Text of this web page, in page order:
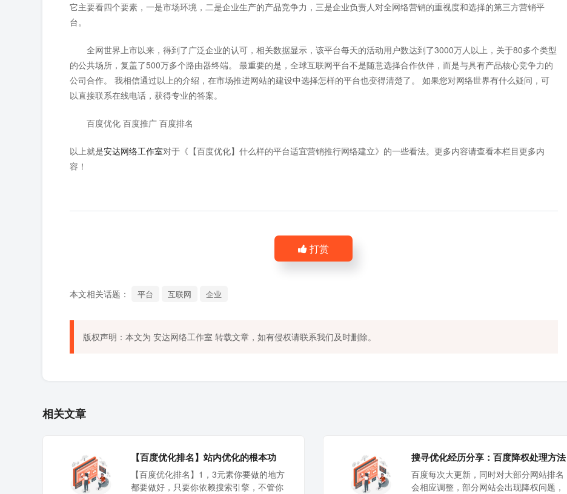
它主要看四个要素，一是市场环境，二是企业生产的产品竞争力，三是企业负责人对全网络营销的重视度和选择的第三方营销平
台。
全网世界上市以来，得到了广泛企业的认可，相关数据显示，该平台每天的活动用户数达到了3000万人以上，关于80多个类型
的公共场所，复盖了500万多个路由器终端。 最重要的是，全球互联网平台不是随意选择合作伙伴，而是与具有产品核心竞争力的
公司合作。 我相信通过以上的介绍，在市场推进网站的建设中选择怎样的平台也变得清楚了。 如果您对网络世界有什么疑问，可
以直接联系在线电话，获得专业的答案。
百度优化 百度推广 百度排名
以上就是安达网络工作室对于《【百度优化】什么样的平台适宜营销推行网络建立》的一些看法。更多内容请查看本栏目更多内
容！
打赏
本文相关话题： 平台 互联网 企业
版权声明：本文为 安达网络工作室 转载文章，如有侵权请联系我们及时删除。
相关文章
【百度优化排名】站内优化的根本功
【百度优化排名】1，3元素你要做的地方
都要做好，只要你依赖搜索引擎，不管你
搜寻优化经历分享：百度降权处理方法
百度每次大更新，同时对大部分网站排名
会相应调整，部分网站会出现降权问题，